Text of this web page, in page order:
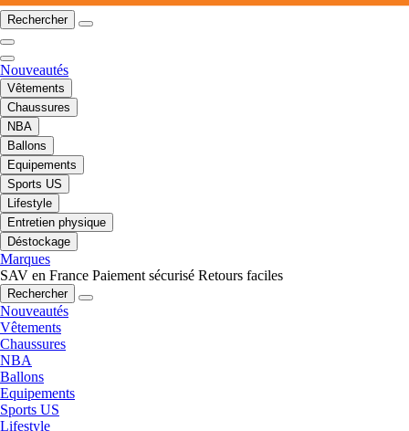
Rechercher
Nouveautés
Vêtements
Chaussures
NBA
Ballons
Equipements
Sports US
Lifestyle
Entretien physique
Déstockage
Marques
SAV en France Paiement sécurisé Retours faciles
Rechercher
Nouveautés
Vêtements
Chaussures
NBA
Ballons
Equipements
Sports US
Lifestyle